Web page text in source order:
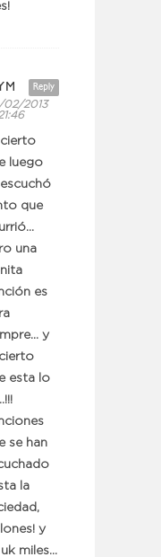
Reply
02/2013
cierto
luego
que
una
es
y
esta lo
se han
la
y
uk miles…